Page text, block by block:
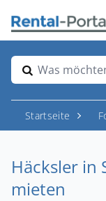
Was
Startseite
Häcksler in
mieten